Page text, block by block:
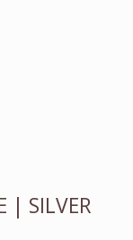
| SILVER